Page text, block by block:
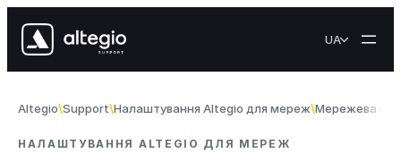
UA
Altegio Support Налаштування Altegio для мереж Мережева
НАЛАШТУВАННЯ ALTEGIO ДЛЯ МЕРЕЖ